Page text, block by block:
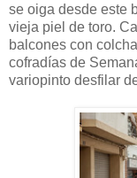
se oiga desde este
vieja piel de toro.
balcones con
cofradías de
variopinto desfilar